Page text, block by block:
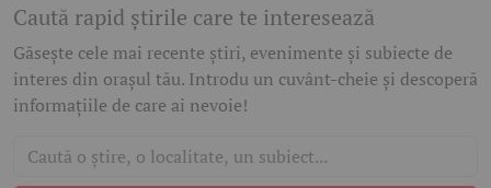
Caută rapid știrile care te interesează
Găsește cele mai recente știri, evenimente și subiecte de
interes din orașul tău. Introdu un cuvânt-cheie și descoperă
informațiile de care ai nevoie!